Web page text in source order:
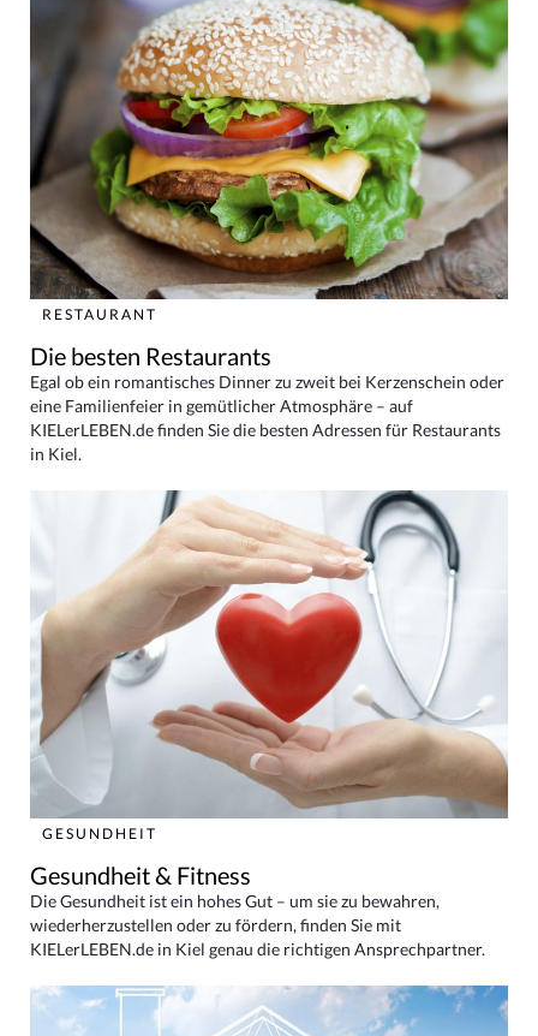
RESTAURANT
Die besten Restaurants
Egal ob ein romantisches Dinner zu zweit bei Kerzenschein oder
eine Familienfeier in gemütlicher Atmosphäre – auf
KIELerLEBEN.de finden Sie die besten Adressen für Restaurants
in Kiel.
GESUNDHEIT
Gesundheit & Fitness
Die Gesundheit ist ein hohes Gut – um sie zu bewahren,
wiederherzustellen oder zu fördern, finden Sie mit
KIELerLEBEN.de in Kiel genau die richtigen Ansprechpartner.